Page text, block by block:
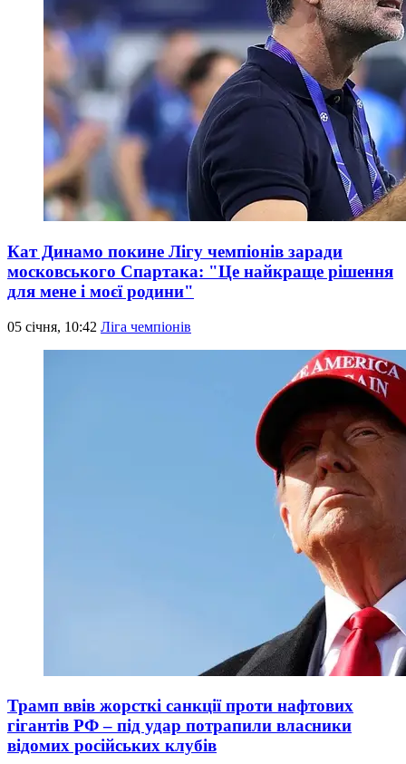
Кат Динамо покине Лігу чемпіонів заради
московського Спартака: "Це найкраще рішення
для мене і моєї родини"
05 січня, 10:42 Ліга чемпіонів
Трамп ввів жорсткі санкції проти нафтових
гігантів РФ – під удар потрапили власники
відомих російських клубів